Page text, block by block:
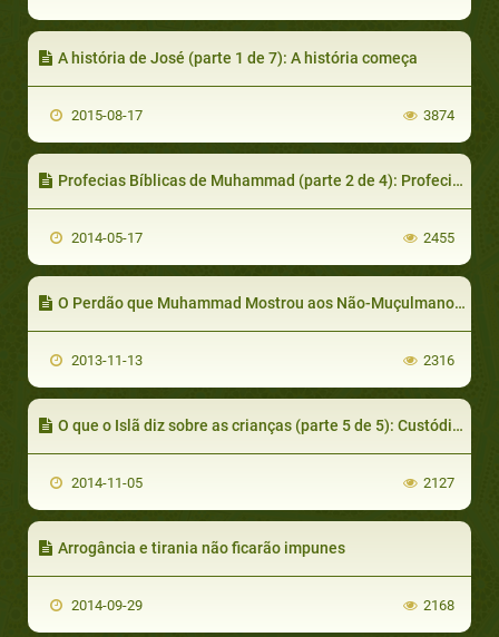
A história de José (parte 1 de 7): A história começa
2015-08-17 3874
Profecias Bíblicas de Muhammad (parte 2 de 4): Profecias de Muhammad do Velho Testamento
2014-05-17 2455
O Perdão que Muhammad Mostrou aos Não-Muçulmanos (parte 1 de 2)
2013-11-13 2316
O que o Islã diz sobre as crianças (parte 5 de 5): Custódia & justiça
2014-11-05 2127
Arrogância e tirania não ficarão impunes
2014-09-29 2168